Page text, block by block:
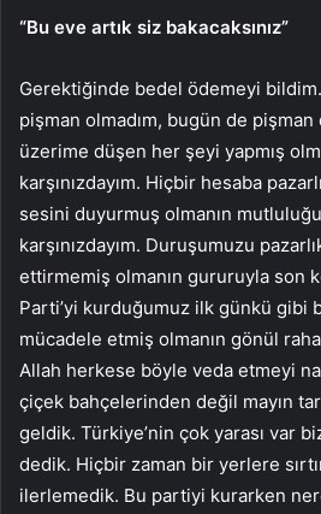
“Bu eve artık siz bakacaksınız”
Gerektiğinde bedel ödemeyi
pişman olmadım, bugün de
üzerime düşen her şeyi yapmış
karşınızdayım. Hiçbir hesaba
sesini duyurmuş olmanın
karşınızdayım. Duruşumuzu
ettirmemiş olmanın gururuyla son
Parti’yi kurduğumuz ilk günkü gibi
mücadele etmiş olmanın gönül
Allah herkese böyle veda etmeyi
çiçek bahçelerinden değil mayın
geldik. Türkiye’nin çok yarası var
dedik. Hiçbir zaman bir yerlere
ilerlemedik. Bu partiyi kurarken